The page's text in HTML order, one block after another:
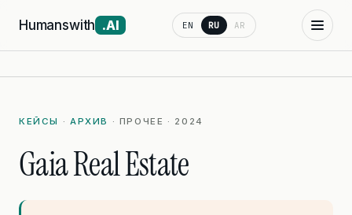
Humanswith .AI EN RU AR
КЕЙСЫ · АРХИВ · ПРОЧЕЕ · 2024
Gaia Real Estate